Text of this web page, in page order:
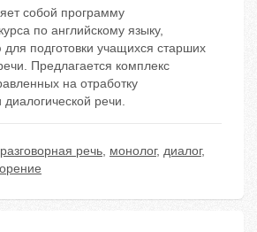
собой программу
по английскому языку,
подготовки учащихся старших
Предлагается комплекс
на отработку
речи.
разговорная речь, монолог, диалог,